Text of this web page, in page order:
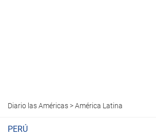
Diario las Américas>América Latina
PERÚ